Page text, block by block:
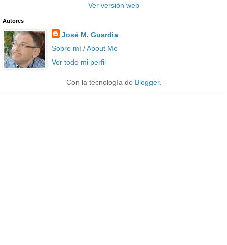
Ver versión web
Autores
José M. Guardia
Sobre mí/About Me
Ver todo mi perfil
Con la tecnología de Blogger.